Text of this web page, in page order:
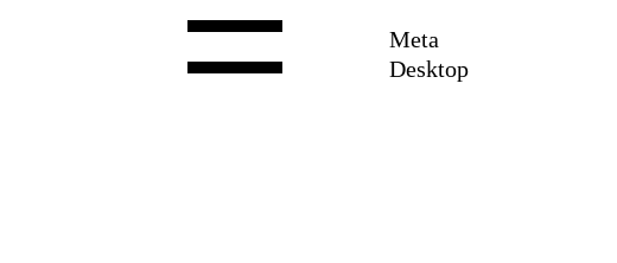
Meta
Desktop